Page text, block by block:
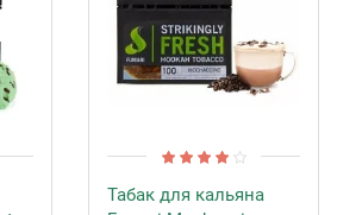
Табак для кальяна